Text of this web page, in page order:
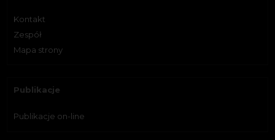
Kontakt
Zespół
Mapa strony
Publikacje
Publikacje on-line